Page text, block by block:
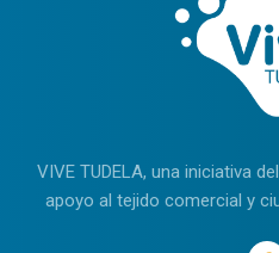
VIVE TUDELA, una iniciativa
apoyo al tejido comercial y